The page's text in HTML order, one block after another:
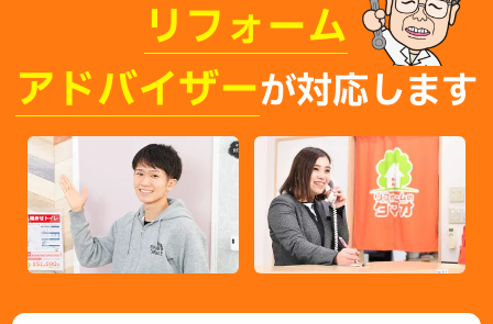
リフォーム
アドバイザーが対応します